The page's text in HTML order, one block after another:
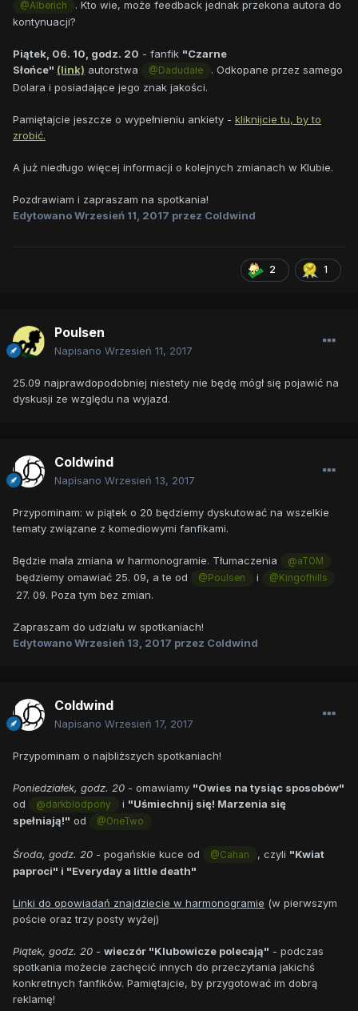
@Alberich
. Kto wie, może feedback jednak przekona autora do
kontynuacji?
Piątek, 06. 10, godz. 20 - fanfik "Czarne
Słońce" (link) autorstwa @Dadudałe
. Odkopane przez samego
Dolara i posiadające jego znak jakości.
Pamiętajcie jeszcze o wypełnieniu ankiety - kliknijcie tu, by to
zrobić.
A już niedługo więcej informacji o kolejnych zmianach w Klubie.
Pozdrawiam i zapraszam na spotkania!
EdytowanoWrzesień 11, 2017 przez Coldwind
2 1
Poulsen
Napisano Wrzesień 11, 2017
25.09 najprawdopodobniej niestety nie będę mógł się pojawić na
dyskusji ze względu na wyjazd.
Coldwind
Napisano Wrzesień 13, 2017
Przypominam: w piątek o 20 będziemy dyskutować na wszelkie
tematy związane z komediowymi fanfikami.
Będzie mała zmiana w harmonogramie. Tłumaczenia @aTOM
będziemy omawiać 25. 09, a te od @Poulsen i @Kingofhills
27. 09. Poza tym bez zmian.
Zapraszam do udziału w spotkaniach!
EdytowanoWrzesień 13, 2017 przez Coldwind
Coldwind
Napisano Wrzesień 17, 2017
Przypominam o najbliższych spotkaniach!
Poniedziałek, godz. 20 - omawiamy "Owies na tysiąc sposobów"
od
@darkblodpony i "Uśmiechnij się! Marzenia się
spełniają!" od @OneTwo
Środa, godz. 20 - pogańskie kuce od @Cahan , czyli "Kwiat
paproci" i "Everyday a little death"
Linki do opowiadań znajdziecie w harmonogramie (w pierwszym
poście oraz trzy posty wyżej)
Piątek, godz. 20 - wieczór "Klubowicze polecają" - podczas
spotkania możecie zachęcić innych do przeczytania jakichś
konkretnych fanfików. Pamiętajcie, by przygotować im dobrą
reklamę!